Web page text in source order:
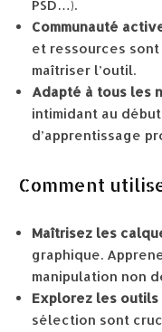
PSD…).
Communauté
et ressources
maîtriser l’outil.
Adapté à tous les
intimidant au
d’apprentissage
Comment
Maîtrisez les
graphique.
manipulation non
Explorez les
sélection sont